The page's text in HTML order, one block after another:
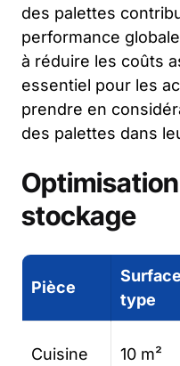
des palettes
performance
à réduire les coûts
essentiel pour les
prendre en
des palettes dans
stockage
Pièce
Surface
type
Cuisine 10 m²